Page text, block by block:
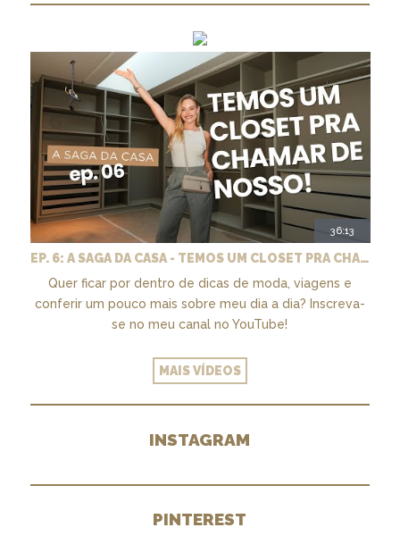
36:13
EP. 6: A SAGA DA CASA - TEMOS UM CLOSET PRA CHAMAR DE NOSSO + MARCENARIA E PAISAGISMO
Quer ficar por dentro de dicas de moda, viagens e
conferir um pouco mais sobre meu dia a dia? Inscreva-
se no meu canal no YouTube!
MAIS VÍDEOS
INSTAGRAM
PINTEREST